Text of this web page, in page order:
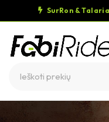
SurRon & Talaria